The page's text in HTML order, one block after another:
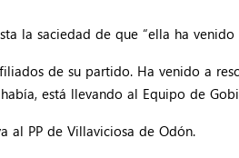
la saciedad de que “ella ha
de su partido. Ha venido a
está llevando al Equipo de
al PP de Villaviciosa de Odón.